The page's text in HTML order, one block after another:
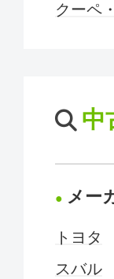
クーペ
中
メー
トヨタ
スバル